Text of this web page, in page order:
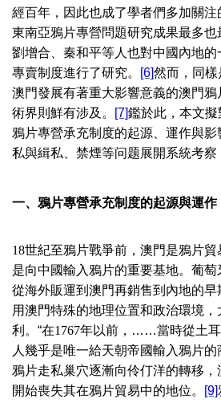
經百年，因此也成了學者們多加關注
東南亞鴉片專營問題研究成果最多也
劉增合、秦和平等人也對中國內地
專賣制度進行了研究。
[6]然而，同
澳門發展有著重大影響意義的澳門
術界則鮮有涉及。
[7]鑑於此，本文擬
鴉片專營承充制度的起源、運作與
私與緝私、禁煙等问题展開系統考察
一、鴉片專營承充制度的起源與運作
18世紀至鴉片戰爭前，澳門是鴉片貿
是向中國輸入鴉片的重要基地。葡
從海外販運到澳門再銷售到內地的早
用澳門特殊的地理位置和政治環境
利。“在1767年以前，……當時從土耳
人幾乎是唯一給天朝帝國輸入鴉片的
鴉片走私巢穴逐漸向伶仃洋的轉移，
開始喪失其在鴉片貿易中的地位。
[9]